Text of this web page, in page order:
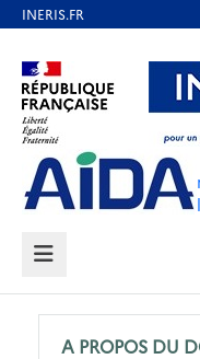
contenu
principal
Aller au contenu
Aller au pied de page
MENU
A PROPOS DU